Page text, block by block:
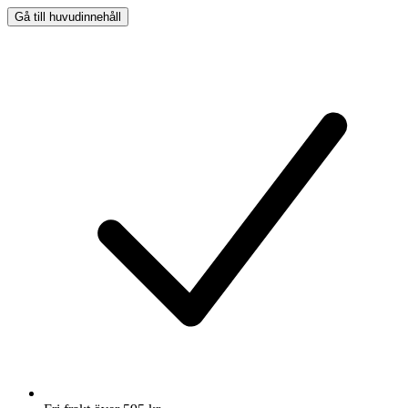
Gå till huvudinnehåll